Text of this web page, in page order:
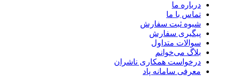
درباره ما
تماس با ما
شیوه ثبت سفارش
پیگیری سفارش
سوالات متداول
بلاگ می‌خوانم
درخواست همکاری ناشران
معرفی سامانه پاد